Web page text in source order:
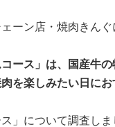
ーン店・焼肉きん
ース」は、国産牛
を楽しみたい日にお
」について調査しま